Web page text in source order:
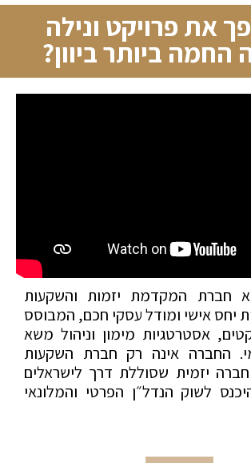
את פרויקט ונילה
ביותר ביוון?
חברת המקדמת יזמות והשקעות
יחס אישי ומודל עסקי חכם, המבוסס
אסטרטגיות מימון וניהול משא
החברה אינה רק חברת השקעות
יזמית שסוללת דרך לישראלים
לשוק הנדל״ן הפרטי והמלונאי